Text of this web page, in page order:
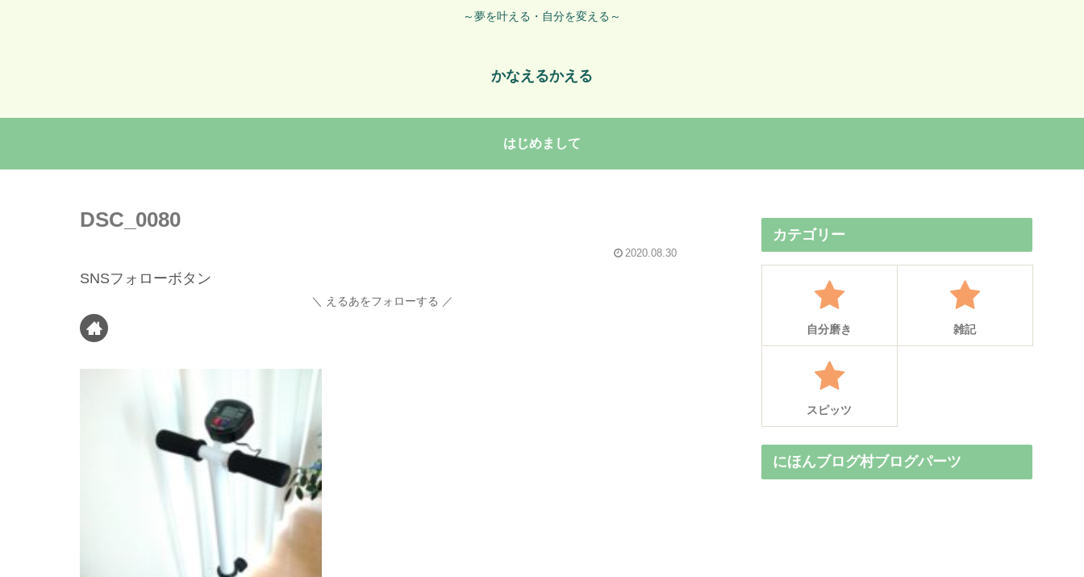
～夢を叶える・自分を変える～
かなえるかえる
はじめまして
DSC_0080
2020.08.30
SNSフォローボタン
えるあをフォローする
カテゴリー
自分磨き 雑記
スピッツ
にほんブログ村ブログパーツ